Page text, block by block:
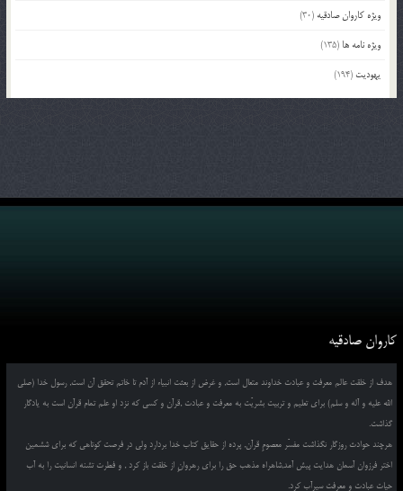
ویژه کاروان صادقیه (30)
ویژه نامه ها (135)
یهودیت (194)
کاروان صادقیه
هدف از خلقت عالم معرفت و عبادت خداوند متعال است, و غرض از بعثت انبیاء از آدم تا خاتم تحقق آن است, رسول خدا (صلی
الله علیه و آله و سلم) برای تعلیم و تربیت بشریّت به معرفت و عبادت ,قرآن و کسی که نزد او علم تمام قرآن است به یادگار
گذاشت.
هرچند حوادث روزگار نگذاشت مفسّر معصومِ قرآن, پرده از حقایق کتاب خدا بردارد ولی در فرصت کوتاهی که برای ششمین
اختر فرزوان آسمان هدایت پیش آمد,شاهراه مذهب حق را برای رهروانِ از خلقت باز کرد , و فطرت تشنه انسانیت را به آب
حیات عبادت و معرفت سیرآب کرد.